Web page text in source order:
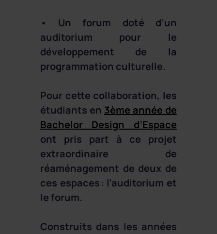
• Un forum doté d’un
auditorium pour le
développement de la
programmation culturelle.
Pour cette collaboration, les
étudiants en 3ème année de
Bachelor Design d’Espace
ont pris part à ce projet
extraordinaire de
réaménagement de deux de
ces espaces : l’auditorium et
le forum.
Construits dans les années